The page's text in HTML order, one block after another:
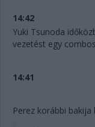
14:42
Yuki Tsunoda
vezetést egy
14:41
Perez korábbi